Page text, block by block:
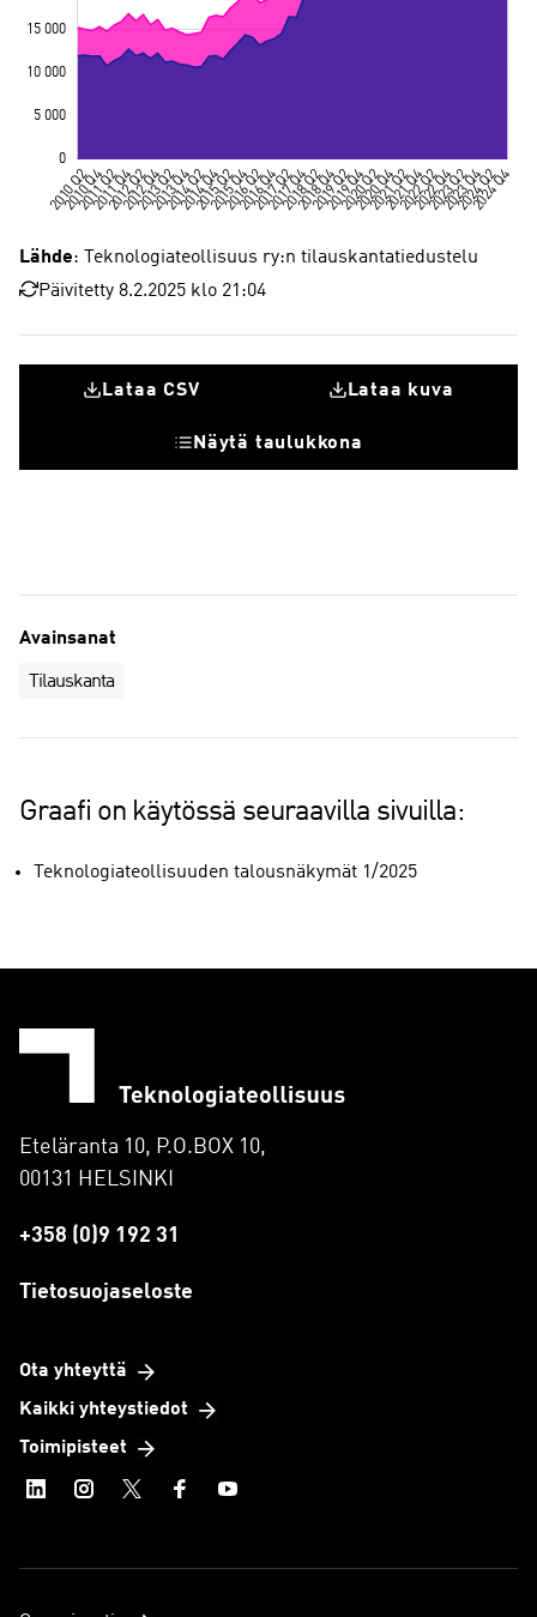
Lähde: Teknologiateollisuus ry:n tilauskantatiedustelu
Päivitetty 8.2.2025 klo 21:04
Lataa CSV Lataa kuva
Näytä taulukkona
Avainsanat
Tilauskanta
Graafi on käytössä seuraavilla sivuilla:
Teknologiateollisuuden talousnäkymät 1/2025
Eteläranta 10, P.O.BOX 10,
00131 HELSINKI
+358 (0)9 192 31
Tietosuojaseloste
Ota yhteyttä
Kaikki yhteystiedot
Toimipisteet